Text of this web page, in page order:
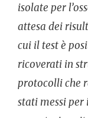
isolate per
attesa dei
cui il test è
ricoverati in
protocolli che
stati messi